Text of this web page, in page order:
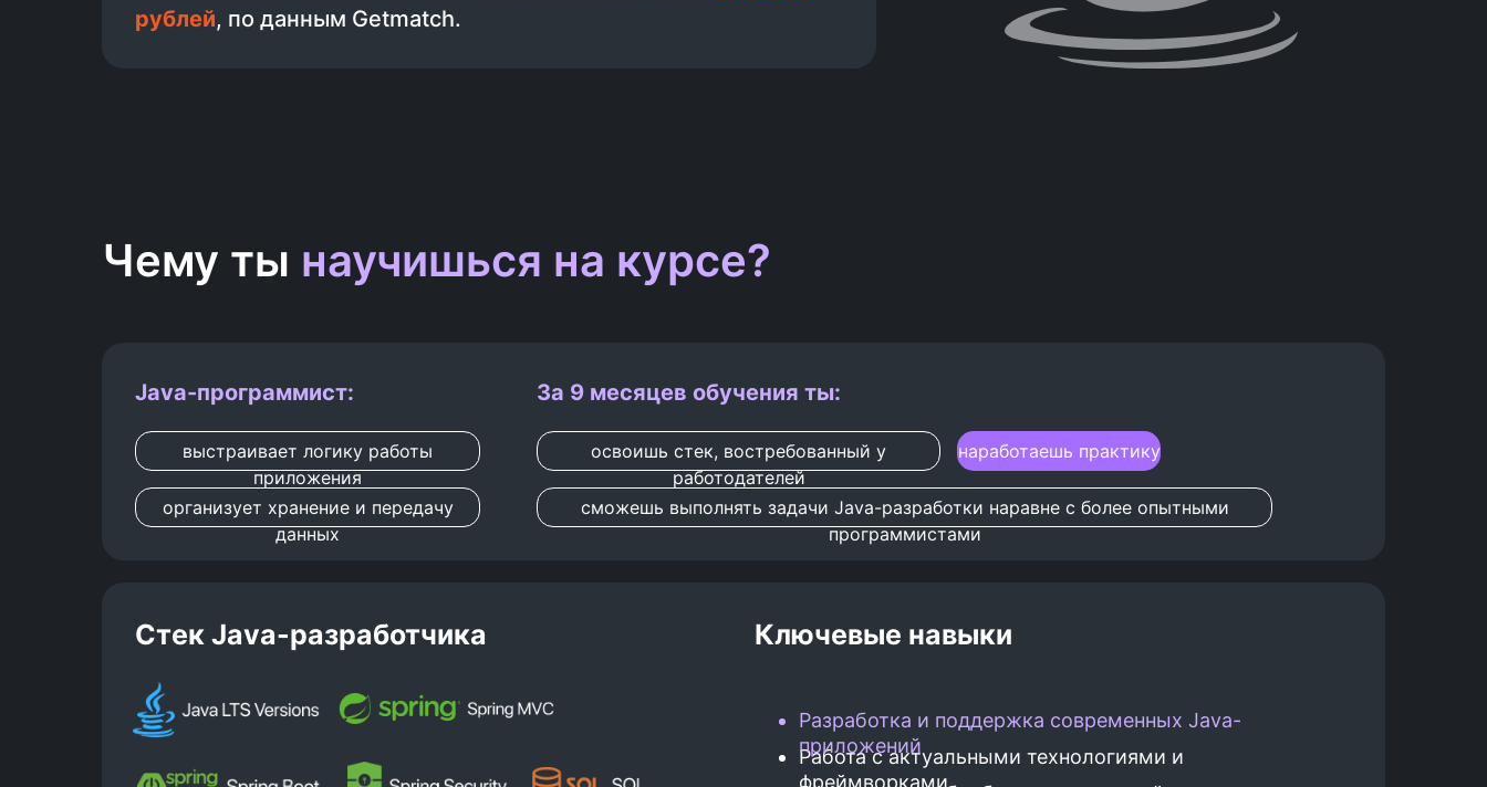
рублей, по данным Getmatch.
Чему ты научишься на курсе?
Java-программист: За 9 месяцев обучения ты:
выстраивает логику работы
приложения
организует хранение и передачу
данных
освоишь стек, востребованный у
работодателей
сможешь выполнять задачи Java-разработки наравне с более опытными
программистами
наработаешь практику
Стек Java-разработчика Ключевые навыки
Работа с актуальными технологиями и
фреймворками
Разработка и поддержка современных Java-
приложений